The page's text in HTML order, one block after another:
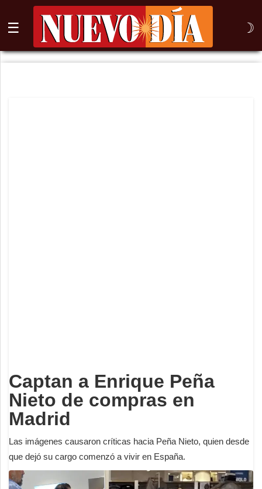
☰ ☽
⌕
Captan a Enrique Peña
Nieto de compras en
Madrid
Las imágenes causaron críticas hacia Peña Nieto, quien desde
que dejó su cargo comenzó a vivir en España.